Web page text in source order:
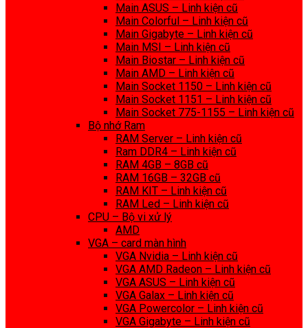
Main ASUS – Linh kiện cũ
Main Colorful – Linh kiện cũ
Main Gigabyte – Linh kiện cũ
Main MSI – Linh kiện cũ
Main Biostar – Linh kiện cũ
Main AMD – Linh kiện cũ
Main Socket 1150 – Linh kiện cũ
Main Socket 1151 – Linh kiện cũ
Main Socket 775-1155 – Linh kiện cũ
Bộ nhớ Ram
RAM Server – Linh kiện cũ
Ram DDR4 – Linh kiện cũ
RAM 4GB – 8GB cũ
RAM 16GB – 32GB cũ
RAM KIT – Linh kiện cũ
RAM Led – Linh kiện cũ
CPU – Bộ vi xử lý
AMD
VGA – card màn hình
VGA Nvidia – Linh kiện cũ
VGA AMD Radeon – Linh kiện cũ
VGA ASUS – Linh kiện cũ
VGA Galax – Linh kiện cũ
VGA Powercolor – Linh kiện cũ
VGA Gigabyte – Linh kiện cũ